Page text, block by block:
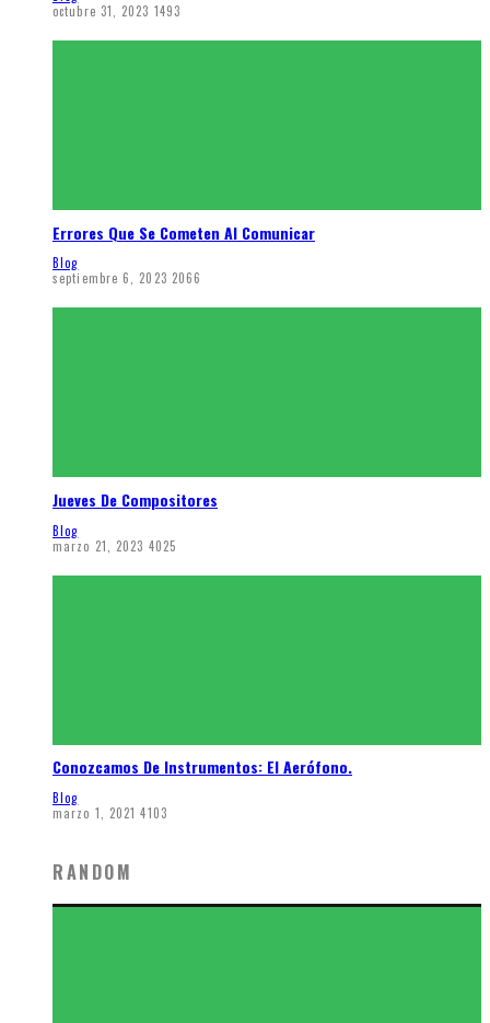
octubre 31, 2023 1493
Errores Que Se Cometen Al Comunicar
Blog
septiembre 6, 2023 2066
Jueves De Compositores
Blog
marzo 21, 2023 4025
Conozcamos De Instrumentos: El Aerófono.
Blog
marzo 1, 2021 4103
RANDOM